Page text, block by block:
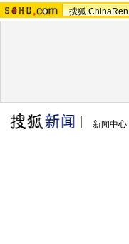
搜狐 ChinaRen
新闻中心